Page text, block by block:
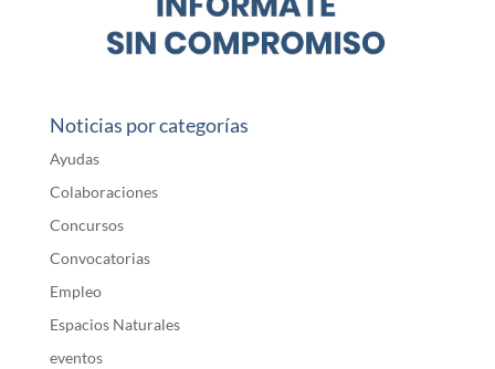
Noticias por categorías
Ayudas
Colaboraciones
Concursos
Convocatorias
Empleo
Espacios Naturales
eventos